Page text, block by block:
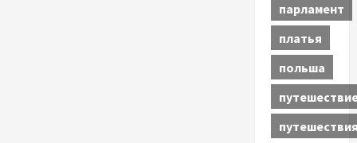
парламент
платья
польша